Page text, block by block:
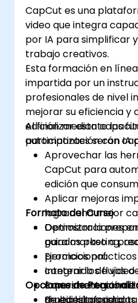
CapCut es una
video que integra
por IA para simplificar
trabajo creativos.
Esta formación en
impartida por un
profesionales de nivel
mejorar su eficiencia y
edición mediante las
automatización con IA
Al finalizar esta
participantes serán
Aprovechar las
CapCut para
edición que
Aplicar mejoras
lograr una mejor
Optimizar la
para marketing,
promocional.
Integrar los flujos
con estrategias de
multiplataforma.
Formato del Curso
Demostraciones
guiados paso a
Ejercicios
contenido de
Experimentación
de edición
Opciones de
Si necesitas